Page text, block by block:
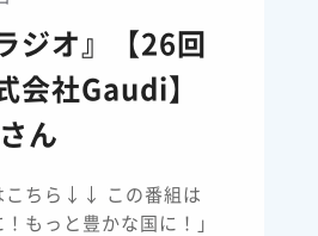
ジオ』【26回
会社Gaudi】
ん
こちら↓↓ この番組は
！もっと豊かな国に！」